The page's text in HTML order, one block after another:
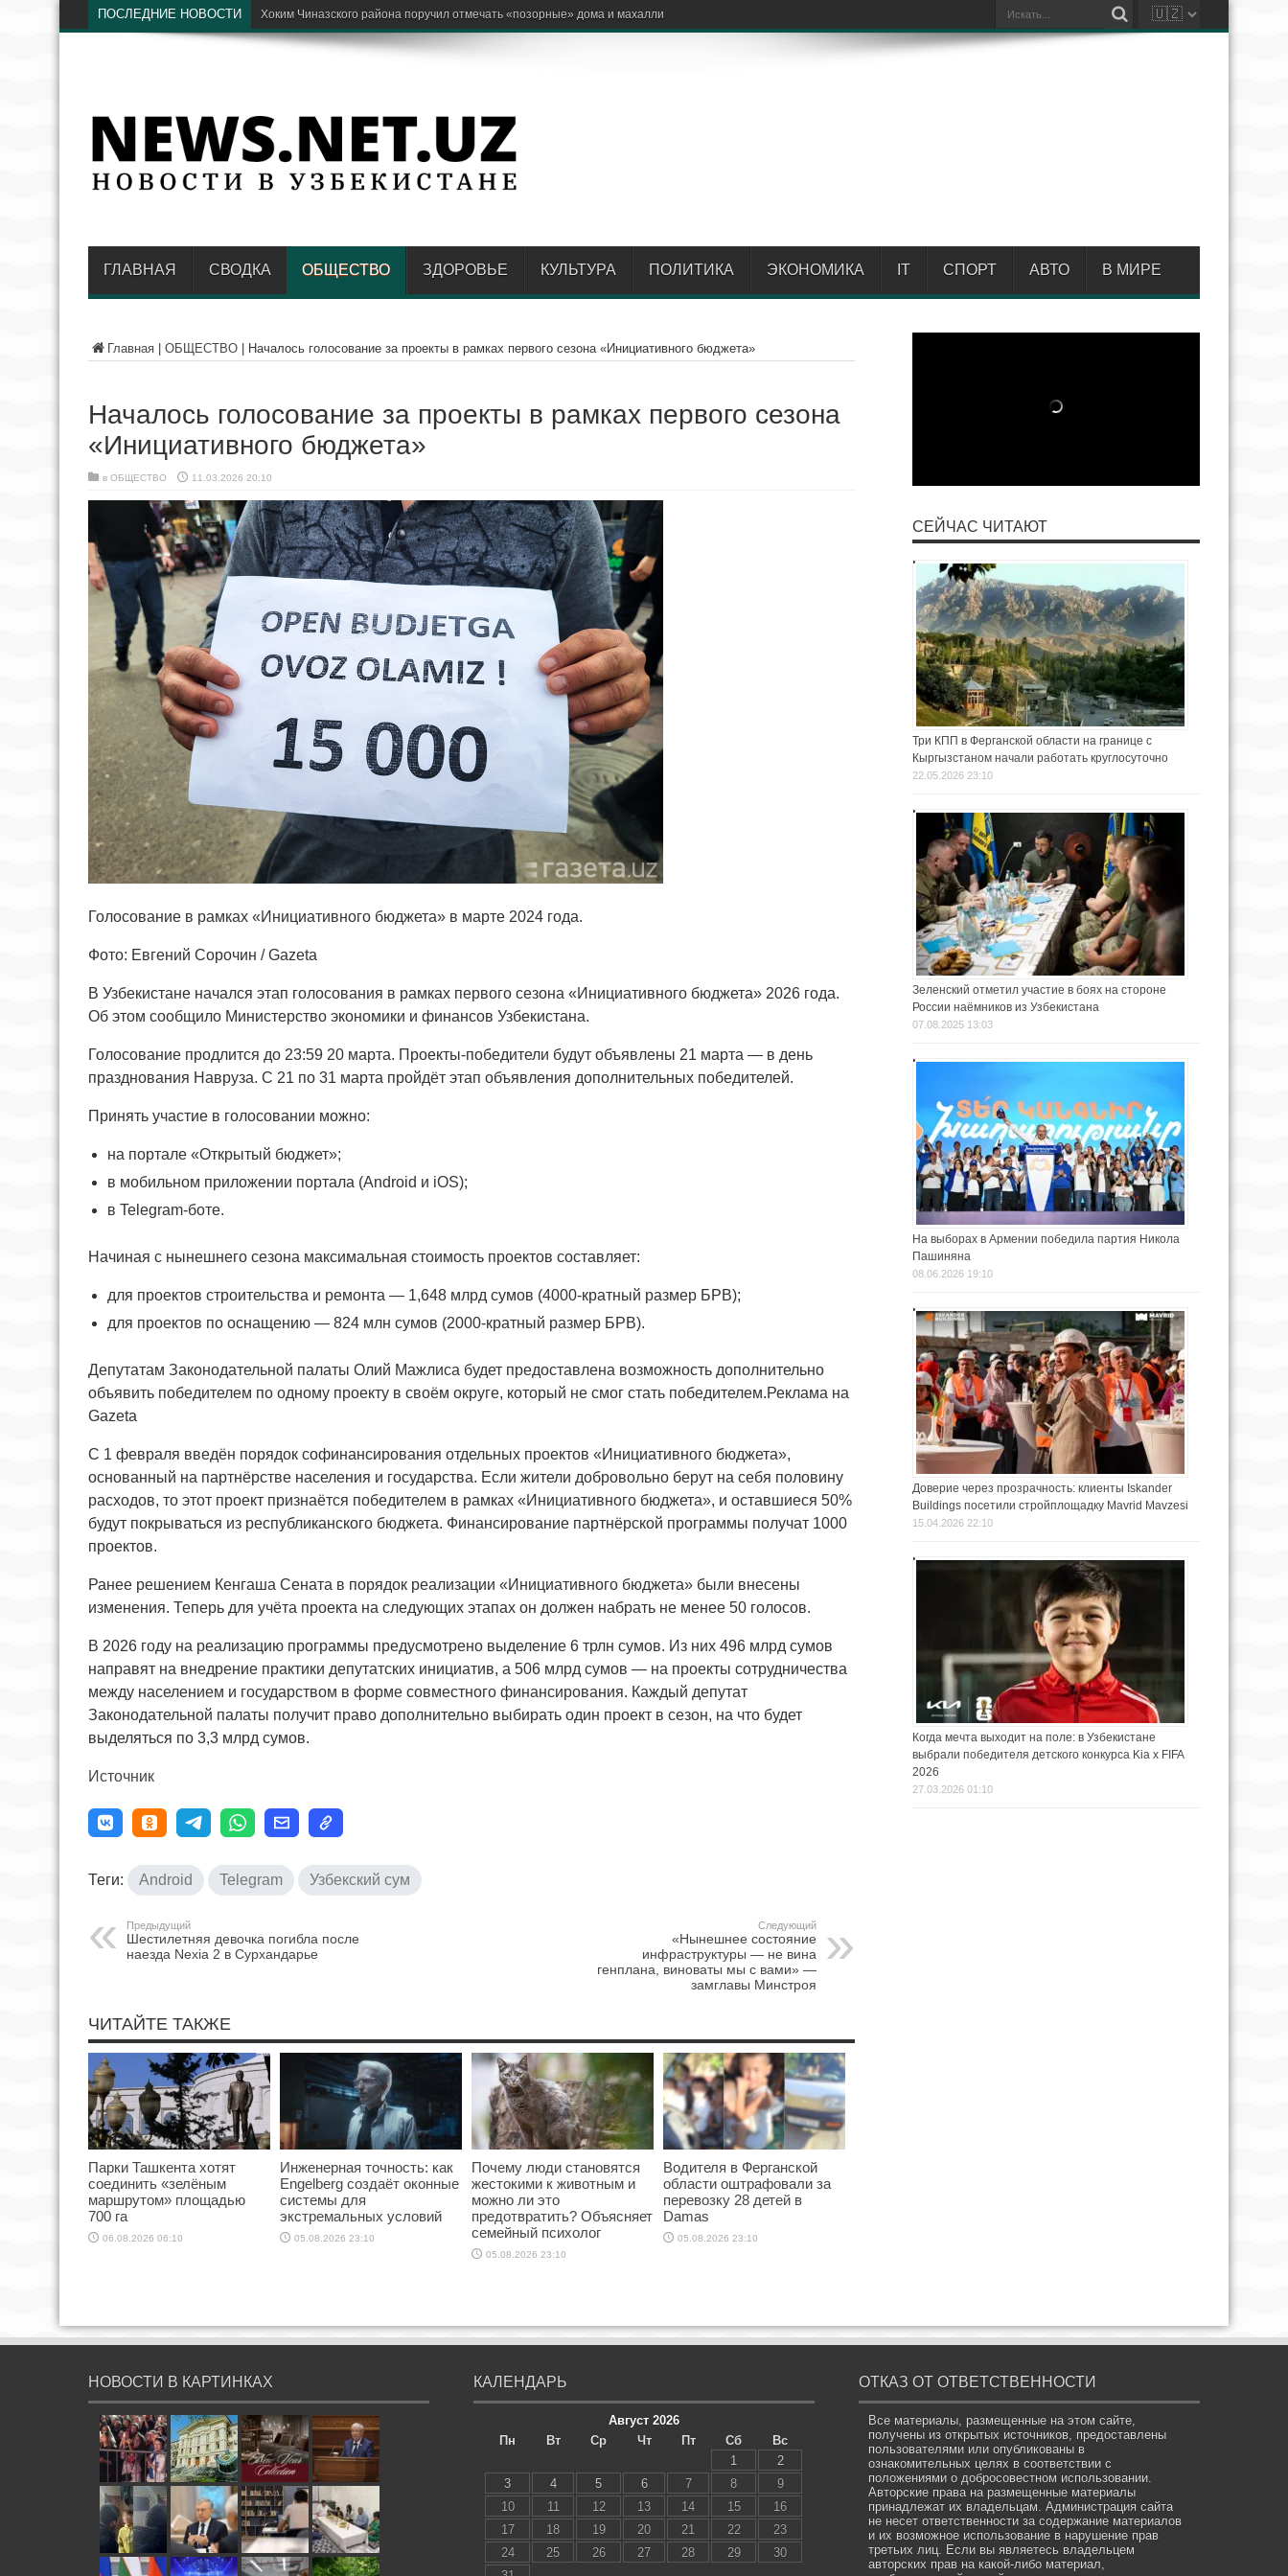
ПОСЛЕДНИЕ НОВОСТИ Парк
ГЛАВНАЯ СВОДКА ОБЩЕСТВО ЗДОРОВЬЕ КУЛЬТУРА ПОЛИТИКА ЭКОНОМИКА IT СПОРТ АВТО В МИРЕ
Главная ОБЩЕСТВО Началось голосование за проекты в рамках первого сезона «Инициативного бюджета»
Началось голосование за проекты в рамках первого сезона
«Инициативного бюджета»
в ОБЩЕСТВО 11.03.2026 20:10
Голосование в рамках «Инициативного бюджета» в марте 2024 года.
Фото: Евгений Сорочин / Gazeta
В Узбекистане начался этап голосования в рамках первого сезона «Инициативного бюджета» 2026 года.
Об этом сообщило Министерство экономики и финансов Узбекистана.
Голосование продлится до 23:59 20 марта. Проекты-победители будут объявлены 21 марта — в день
празднования Навруза. С 21 по 31 марта пройдёт этап объявления дополнительных победителей.
Принять участие в голосовании можно:
на портале «Открытый бюджет»;
в мобильном приложении портала (Android и iOS);
в Telegram-боте.
Начиная с нынешнего сезона максимальная стоимость проектов составляет:
для проектов строительства и ремонта — 1,648 млрд сумов (4000-кратный размер БРВ);
для проектов по оснащению — 824 млн сумов (2000-кратный размер БРВ).
Депутатам Законодательной палаты Олий Мажлиса будет предоставлена возможность дополнительно
объявить победителем по одному проекту в своём округе, который не смог стать победителем.Реклама на
Gazeta
С 1 февраля введён порядок софинансирования отдельных проектов «Инициативного бюджета»,
основанный на партнёрстве населения и государства. Если жители добровольно берут на себя половину
расходов, то этот проект признаётся победителем в рамках «Инициативного бюджета», и оставшиеся 50%
будут покрываться из республиканского бюджета. Финансирование партнёрской программы получат 1000
проектов.
Ранее решением Кенгаша Сената в порядок реализации «Инициативного бюджета» были внесены
изменения. Теперь для учёта проекта на следующих этапах он должен набрать не менее 50 голосов.
В 2026 году на реализацию программы предусмотрено выделение 6 трлн сумов. Из них 496 млрд сумов
направят на внедрение практики депутатских инициатив, а 506 млрд сумов — на проекты сотрудничества
между населением и государством в форме совместного финансирования. Каждый депутат
Законодательной палаты получит право дополнительно выбирать один проект в сезон, на что будет
выделяться по 3,3 млрд сумов.
Источник
Теги: Android Telegram Узбекский сум
Предыдущий
Шестилетняя девочка погибла после
наезда Nexia 2 в Сурхандарье
Следующий
«Нынешнее состояние
инфраструктуры — не вина
генплана, виноваты мы с вами» —
замглавы Минстроя
ЧИТАЙТЕ ТАКЖЕ
Парки Ташкента хотят
соединить «зелёным
маршрутом» площадью
700 га
06.08.2026 06:10
Инженерная точность: как
Engelberg создаёт оконные
системы для
экстремальных условий
05.08.2026 23:10
Почему люди становятся
жестокими к животным и
можно ли это
предотвратить? Объясняет
семейный психолог
05.08.2026 23:10
Водителя в Ферганской
области оштрафовали за
перевозку 28 детей в
Damas
05.08.2026 23:10
СЕЙЧАС ЧИТАЮТ
Три КПП в Ферганской области на границе с
Кыргызстаном начали работать круглосуточно
22.05.2026 23:10
Зеленский отметил участие в боях на стороне
России наёмников из Узбекистана
07.08.2025 13:03
На выборах в Армении победила партия Никола
Пашиняна
08.06.2026 19:10
Доверие через прозрачность: клиенты Iskander
Buildings посетили стройплощадку Mavrid Mavzesi
15.04.2026 22:10
Когда мечта выходит на поле: в Узбекистане
выбрали победителя детского конкурса Kia х FIFA
2026
27.03.2026 01:10
НОВОСТИ В КАРТИНКАХ КАЛЕНДАРЬ
Август 2026
Пн
Вт Ср Чт Пт Сб
Вс
1
2
3
4 5 6 7 8
9
10
11 12 13 14 15
16
17
18 19 20 21 22
23
24
25 26 27 28 29
30
ОТКАЗ ОТ ОТВЕТСТВЕННОСТИ
Все материалы, размещенные на этом сайте,
получены из открытых источников, предоставлены
пользователями или опубликованы в
ознакомительных целях в соответствии с
положениями о добросовестном использовании.
Авторские права на размещенные материалы
принадлежат их владельцам. Администрация сайта
не несет ответственности за содержание материалов
и их возможное использование в нарушение прав
третьих лиц. Если вы являетесь владельцем
авторских прав на какой-либо материал,